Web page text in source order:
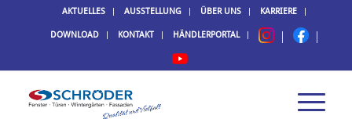
AKTUELLES AUSSTELLUNG ÜBER UNS KARRIERE
DOWNLOAD KONTAKT HÄNDLERPORTAL